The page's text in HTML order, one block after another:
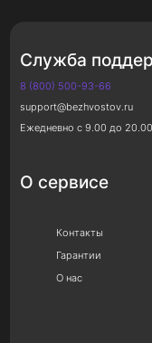
Служба
8 (800) 500-93-66
support@bezhvostov.ru
Ежедневно с 9.00 до
О сервисе
Контакты
Гарантии
О нас